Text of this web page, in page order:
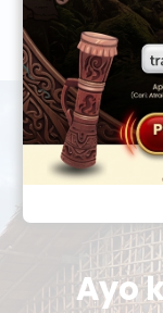
Ayo